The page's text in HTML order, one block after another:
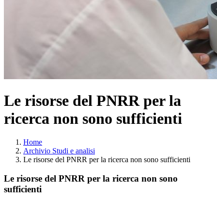
Le risorse del PNRR per la
ricerca non sono sufficienti
Home
Archivio Studi e analisi
Le risorse del PNRR per la ricerca non sono sufficienti
Le risorse del PNRR per la ricerca non sono
sufficienti